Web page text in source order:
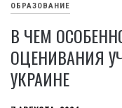
ОБРАЗОВАНИЕ
В ЧЕМ
ОЦЕНИВАНИЯ
УКРАИНЕ